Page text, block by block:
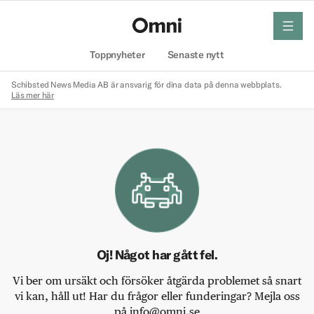
Toppnyheter Senaste nytt
meny
Schibsted News Media AB är ansvarig för dina data på denna webbplats.
Läs mer här
Oj! Något har gått fel.
Vi ber om ursäkt och försöker åtgärda problemet så snart
vi kan, håll ut! Har du frågor eller funderingar? Mejla oss